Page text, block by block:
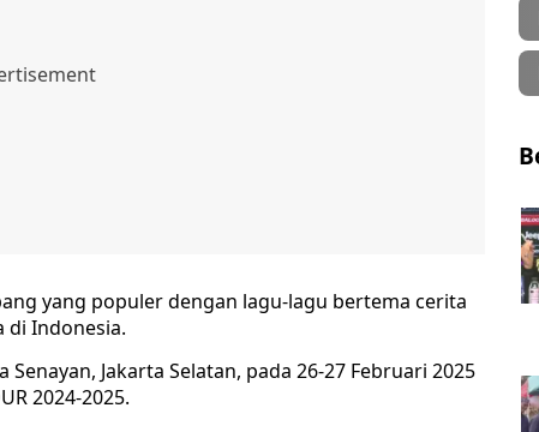
yang populer dengan lagu-lagu bertema cerita
di Indonesia.
Jakarta Selatan, pada 26-27 Februari 2025
2024-2025.